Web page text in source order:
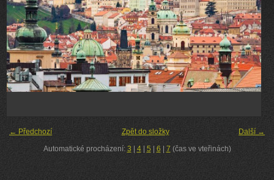
← Předchozí Další →
Zpět do složky
Automatické procházení: 3 4| 5 6 7(čas ve vteřinách)